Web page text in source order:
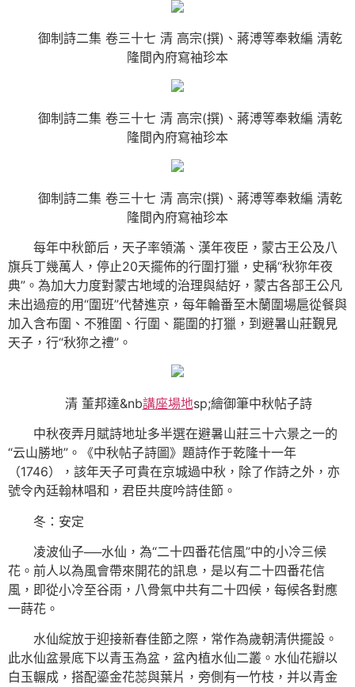
御制詩二集 卷三十七 清 高宗(撰)、蔣溥等奉敕編 清乾
隆間內府寫袖珍本
御制詩二集 卷三十七 清 高宗(撰)、蔣溥等奉敕編 清乾
隆間內府寫袖珍本
御制詩二集 卷三十七 清 高宗(撰)、蔣溥等奉敕編 清乾
隆間內府寫袖珍本
每年中秋節后，天子率領滿、漢年夜臣，蒙古王公及八
旗兵丁幾萬人，停止20天擺佈的行圍打獵，史稱“秋狝年夜
典”。為加大力度對蒙古地域的治理與結好，蒙古各部王公凡
未出過痘的用“圍班”代替進京，每年輪番至木蘭圍場扈從餐與
加入含布圍、不雅圍、行圍、罷圍的打獵，到避暑山莊覲見
天子，行“秋狝之禮”。
清 董邦達&nb講座場地sp;繪御筆中秋帖子詩
中秋夜弄月賦詩地址多半選在避暑山莊三十六景之一的
“云山勝地”。《中秋帖子詩圖》題詩作于乾隆十一年
（1746），該年天子可貴在京城過中秋，除了作詩之外，亦
號令內廷翰林唱和，君臣共度吟詩佳節。
冬：安定
凌波仙子──水仙，為“二十四番花信風”中的小冷三候
花。前人以為風會帶來開花的訊息，是以有二十四番花信
風，即從小冷至谷雨，八骨氣中共有二十四候，每候各對應
一蒔花。
水仙綻放于迎接新春佳節之際，常作為歲朝清供擺設。
此水仙盆景底下以青玉為盆，盆內植水仙二叢。水仙花瓣以
白玉輾成，搭配鎏金花蕊與葉片，旁側有一竹枝，并以青金